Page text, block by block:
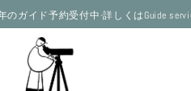
のガイド予約受付中-詳しくはGuide